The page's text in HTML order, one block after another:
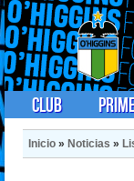
Club
Inicio » Noticias »